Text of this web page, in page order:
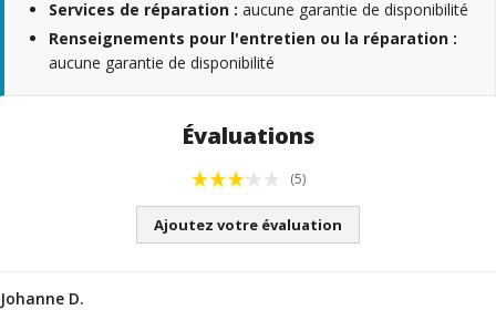
Services de réparation : aucune garantie de disponibilité
Renseignements pour l'entretien ou la réparation :
aucune garantie de disponibilité
Évaluations
(5)
Ajoutez votre évaluation
Johanne D.